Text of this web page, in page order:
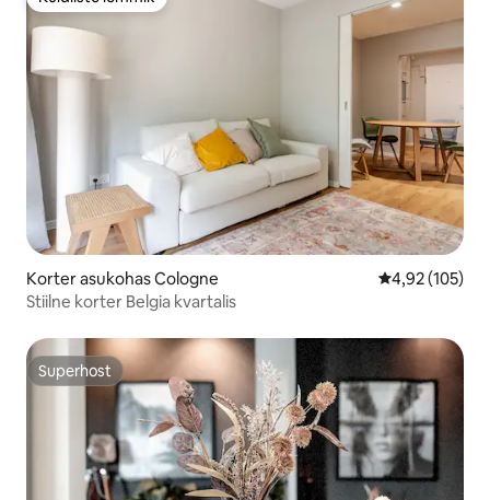
Külaliste lemmik
Korter asukohas Cologne Keskmine
4,92 (105)
Stiilne korter Belgia kvartalis
Superhost
Superhost